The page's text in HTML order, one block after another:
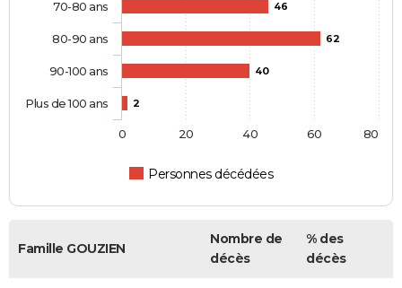
46
62
40
2
Personnes décédées
70-80 ans
80-90 ans
90-100 ans
Plus de 100 ans
0 20 40 60 80
Famille GOUZIEN
Nombre de
décès
% des
décès